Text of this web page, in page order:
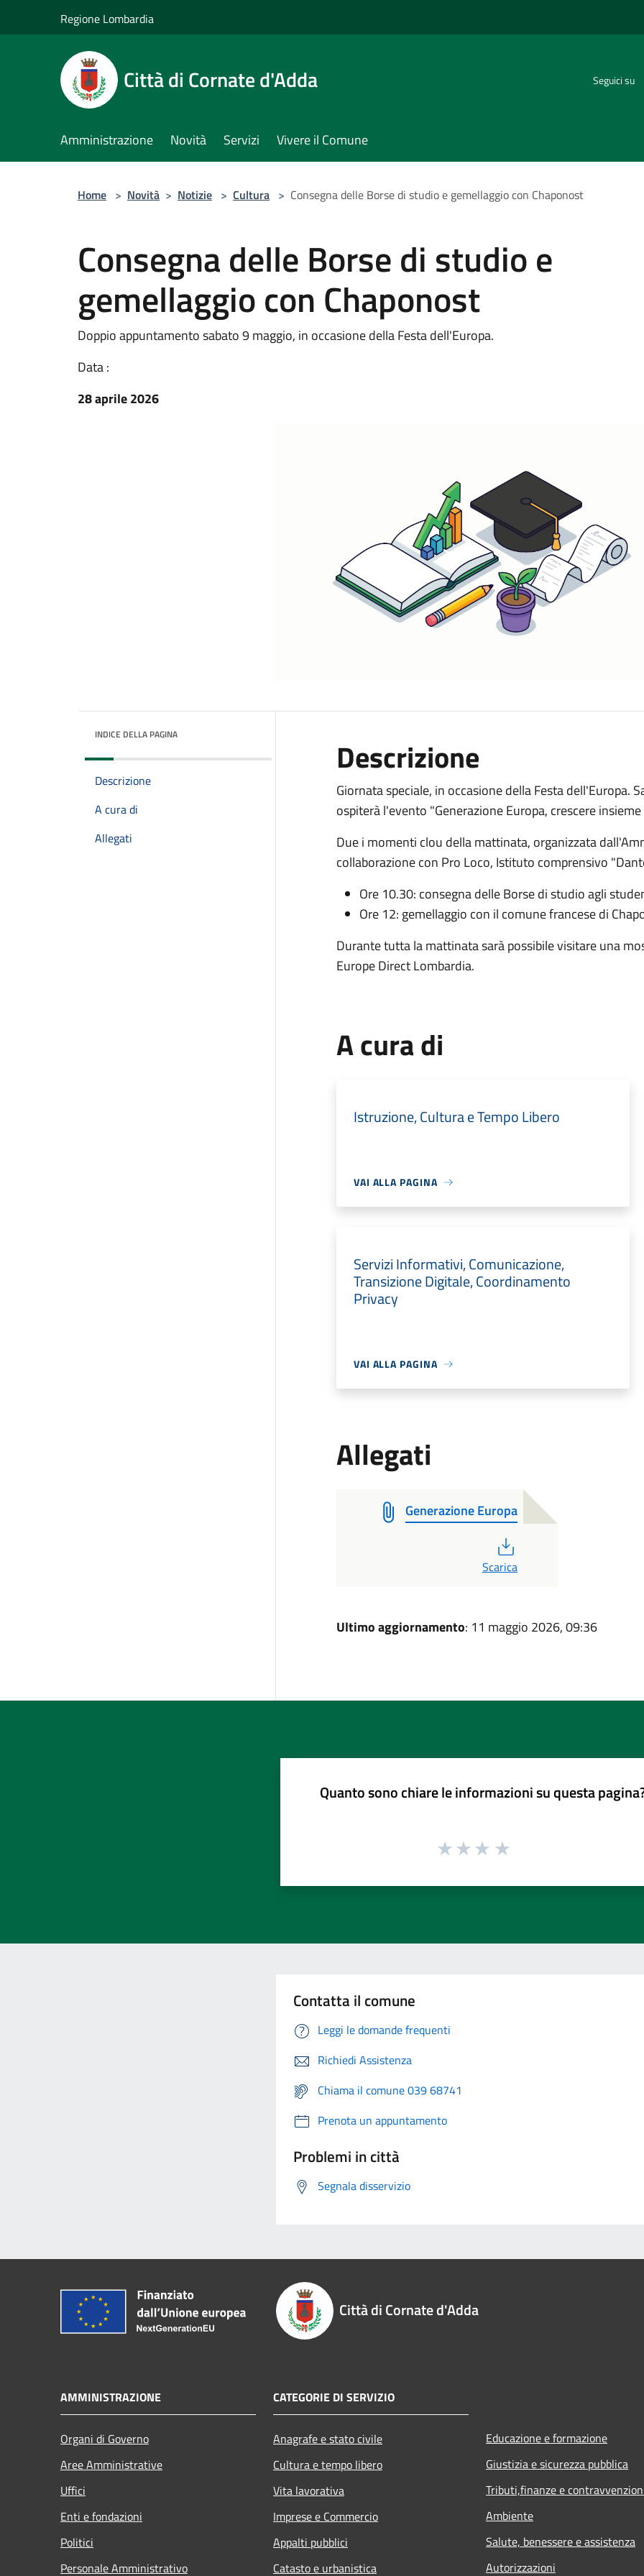
Regione Lombardia
Città di Cornate d'Adda Seguici su
Amministrazione Novità Servizi Vivere il Comune
Home > Novità > Notizie > Cultura > Consegna delle Borse di studio e gemellaggio con Chaponost
Consegna delle Borse di studio e
gemellaggio con Chaponost
Doppio appuntamento sabato 9 maggio, in occasione della Festa dell'Europa.
Data :
28 aprile 2026
INDICE DELLA PAGINA
Descrizione
A cura di
Allegati
Descrizione
Giornata speciale, in occasione della Festa dell'Europa.
ospiterà l'evento "Generazione Europa, crescere
Due i momenti clou della mattinata, organizzata
collaborazione con Pro Loco, Istituto comprensivo
Ore 10.30: consegna delle Borse di studio agli
Ore 12: gemellaggio con il comune francese di
Durante tutta la mattinata sarà possibile visitare una
Europe Direct Lombardia.
A cura di
Istruzione, Cultura e Tempo Libero
VAI ALLA PAGINA
Servizi Informativi, Comunicazione,
Transizione Digitale, Coordinamento
Privacy
VAI ALLA PAGINA
Allegati
Generazione Europa
Scarica
Ultimo aggiornamento: 11 maggio 2026, 09:36
Quanto sono chiare le informazioni su questa
Contatta il comune
Leggi le domande frequenti
Richiedi Assistenza
Chiama il comune 039 68741
Prenota un appuntamento
Problemi in città
Segnala disservizio
Città di Cornate d'Adda
AMMINISTRAZIONE
Organi di Governo
Aree Amministrative
Uffici
Enti e fondazioni
Politici
Personale Amministrativo
CATEGORIE DI SERVIZIO
Anagrafe e stato civile
Cultura e tempo libero
Vita lavorativa
Imprese e Commercio
Appalti pubblici
Catasto e urbanistica
Educazione e formazione
Giustizia e sicurezza pubblica
Tributi,finanze e
Ambiente
Salute, benessere e assistenza
Autorizzazioni